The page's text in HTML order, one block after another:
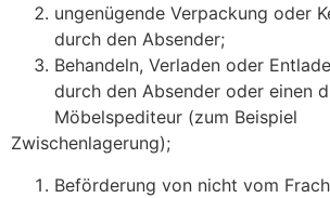
ungenügende Verpackung oder
durch den Absender;
Behandeln, Verladen oder
durch den Absender oder einen
Möbelspediteur (zum Beispiel
Zwischenlagerung);
Beförderung von nicht vom